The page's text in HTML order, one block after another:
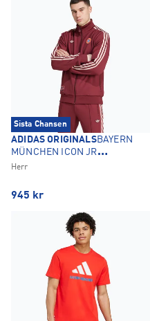
Sista Chansen
ADIDAS ORIGINALSBAYERN
MÜNCHEN ICON JR
TRÄNINGSJACKA
Herr
945 kr